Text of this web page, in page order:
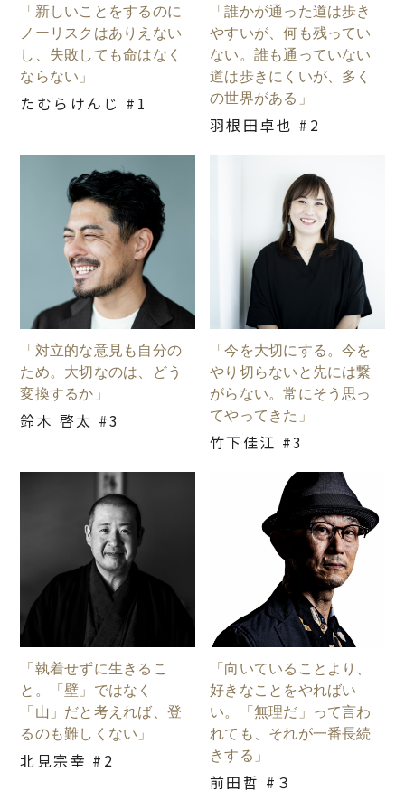
「新しいことをするのに
ノーリスクはありえない
し、失敗しても命はなく
ならない」
たむらけんじ #1
「誰かが通った道は歩き
やすいが、何も残ってい
ない。誰も通っていない
道は歩きにくいが、多く
の世界がある」
羽根田卓也 #2
「対立的な意見も自分の
ため。大切なのは、どう
変換するか」
鈴木 啓太 #3
「今を大切にする。今を
やり切らないと先には繋
がらない。常にそう思っ
てやってきた」
竹下佳江 #3
「執着せずに生きるこ
と。「壁」ではなく
「山」だと考えれば、登
るのも難しくない」
北見宗幸 #2
「向いていることより、
好きなことをやればい
い。「無理だ」って言わ
れても、それが一番長続
きする」
前田哲 #３